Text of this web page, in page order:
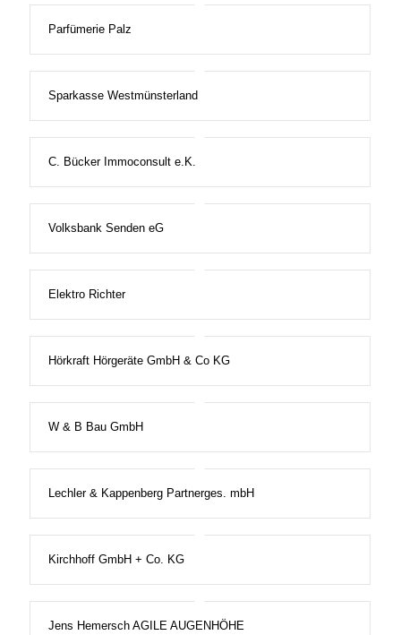
Parfümerie Palz
Sparkasse Westmünsterland
C. Bücker Immoconsult e.K.
Volksbank Senden eG
Elektro Richter
Hörkraft Hörgeräte GmbH & Co KG
W & B Bau GmbH
Lechler & Kappenberg Partnerges. mbH
Kirchhoff GmbH + Co. KG
Jens Hemersch AGILE AUGENHÖHE